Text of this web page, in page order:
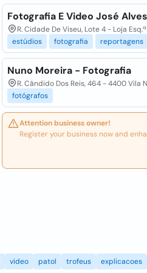
Fotografia E Video José
R. Cidade De Viseu, Lote 4 - Loja
estúdios
fotografia reportagens
Nuno Moreira - Fotografia
R. Cândido Dos Reis, 464 - 4400 Vila
fotógrafos
Attention business owner!
Register your business now and
video patol trofeus explicacoes